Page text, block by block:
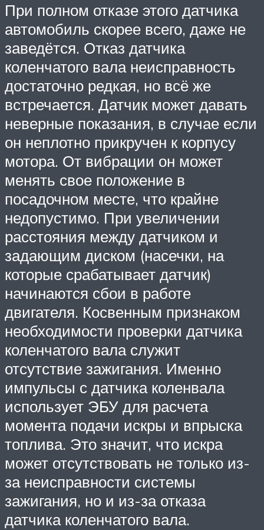
При полном отказе этого датчика
автомобиль скорее всего, даже не
заведётся. Отказ датчика
коленчатого вала неисправность
достаточно редкая, но всё же
встречается. Датчик может давать
неверные показания, в случае если
он неплотно прикручен к корпусу
мотора. От вибрации он может
менять свое положение в
посадочном месте, что крайне
недопустимо. При увеличении
расстояния между датчиком и
задающим диском (насечки, на
которые срабатывает датчик)
начинаются сбои в работе
двигателя. Косвенным признаком
необходимости проверки датчика
коленчатого вала служит
отсутствие зажигания. Именно
импульсы с датчика коленвала
использует ЭБУ для расчета
момента подачи искры и впрыска
топлива. Это значит, что искра
может отсутствовать не только из-
за неисправности системы
зажигания, но и из-за отказа
датчика коленчатого вала.